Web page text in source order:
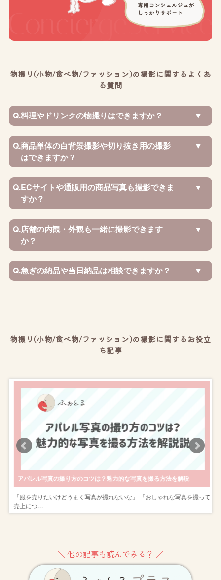
物撮り(小物/食べ物/ファッション)の撮影に関するよくあ
る質問
Q.料理やドリンクの物撮りはできますか？
Q.商品単体の白背景撮影や切り抜き用の撮影
はできますか？
Q.ECサイトや通販用の商品写真も撮影できま
すか？
Q.店舗の内観・外観も一緒に撮影できます
か？
Q.急ぎの納品や当日納品は相談できますか？
物撮り(小物/食べ物/ファッション)の撮影に関するお役立
ち記事
アパレル写真の撮り方のコツは？魅力的な写真を撮る方法を解説
「服を売りたいけどうまく写真が撮れないな」 「おしゃれな写真を撮って
売上につ…
＼ 他の記事も読んでみる？ ／